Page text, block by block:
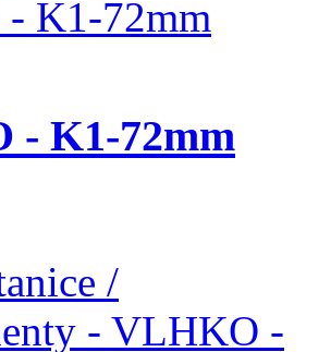
- K1-72mm